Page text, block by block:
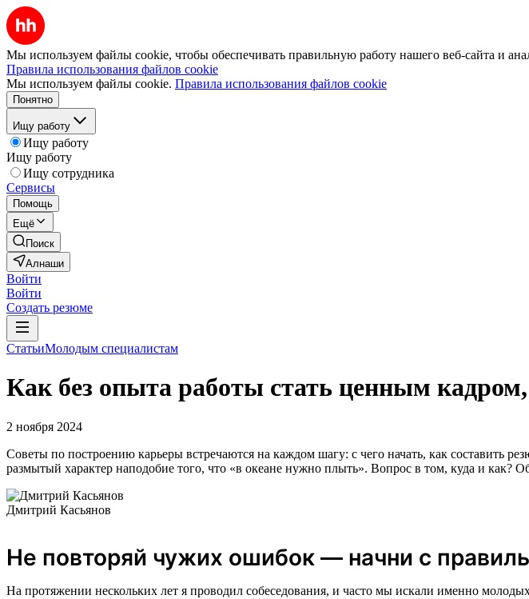
Мы используем файлы cookie, чтобы обеспечивать правильную работу нашего веб-сайта и
Правила использования файлов cookie
Мы используем файлы cookie. Правила использования файлов cookie
Понятно
Ищу работу
Ищу работу
Ищу работу
Ищу сотрудника
Сервисы
Помощь
Ещё
Поиск
Алнаши
Войти
Войти
Создать резюме
СтатьиМолодым специалистам
Как без опыта работы стать ценным
2 ноября 2024
Советы по построению карьеры встречаются на каждом шагу: с чего начать, как составить
размытый характер наподобие того, что «в океане нужно плыть». Вопрос в том, куда и как?
Дмитрий Касьянов
Не повторяй чужих ошибок — начни с
На протяжении нескольких лет я проводил собеседования, и часто мы искали именно